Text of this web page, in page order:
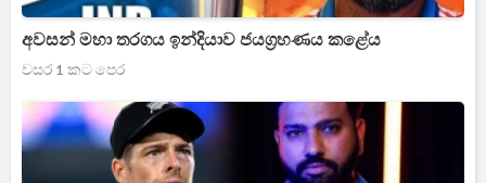
අවසන් මහා තරගය ඉන්දියාව ජයග්‍රහණය කළේය
වසර 1 කට පෙර